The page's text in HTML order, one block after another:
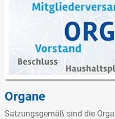
Organe
Satzungsgemäß sind die